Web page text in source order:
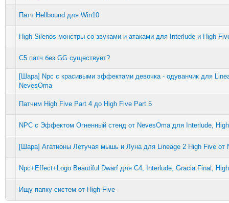
Патч Hellbound для Win10
High Silenos монстры со звуками и атаками для Interlude и High
C5 патч без GG существует?
[Шара] Npc с красивыми эффектами девочка - одуванчик для
NevesOma
Патчим High Five Part 4 до High Five Part 5
NPC с Эффектом Огненный стенд от NevesOma для Interlude,
[Шара] Агатионы Летучая мышь и Луна для Lineage 2 High Five от
Npc+Effect+Logo Beautiful Dwarf для C4, Interlude, Gracia Final,
Ищу папку систем от High Five